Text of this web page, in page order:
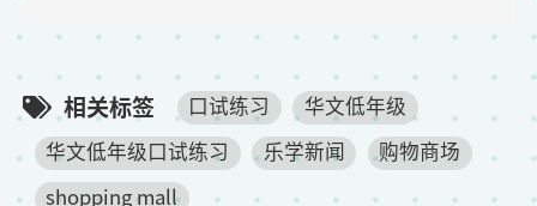
相关标签 口试练习
华文低年级
华文低年级口试练习
乐学新闻
购物商场
shopping mall